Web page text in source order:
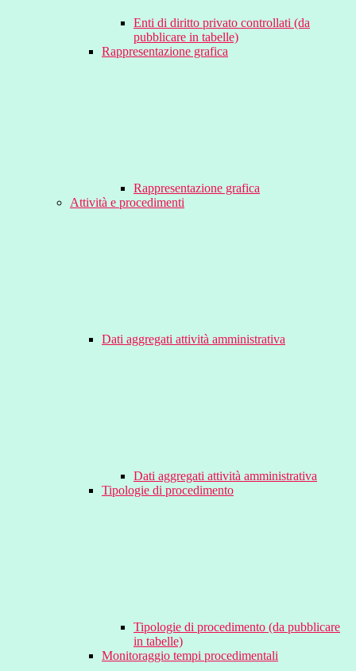
Enti di diritto privato controllati (da
pubblicare in tabelle)
Rappresentazione grafica
Rappresentazione grafica
Attività e procedimenti
Dati aggregati attività amministrativa
Dati aggregati attività amministrativa
Tipologie di procedimento
Tipologie di procedimento (da pubblicare
in tabelle)
Monitoraggio tempi procedimentali